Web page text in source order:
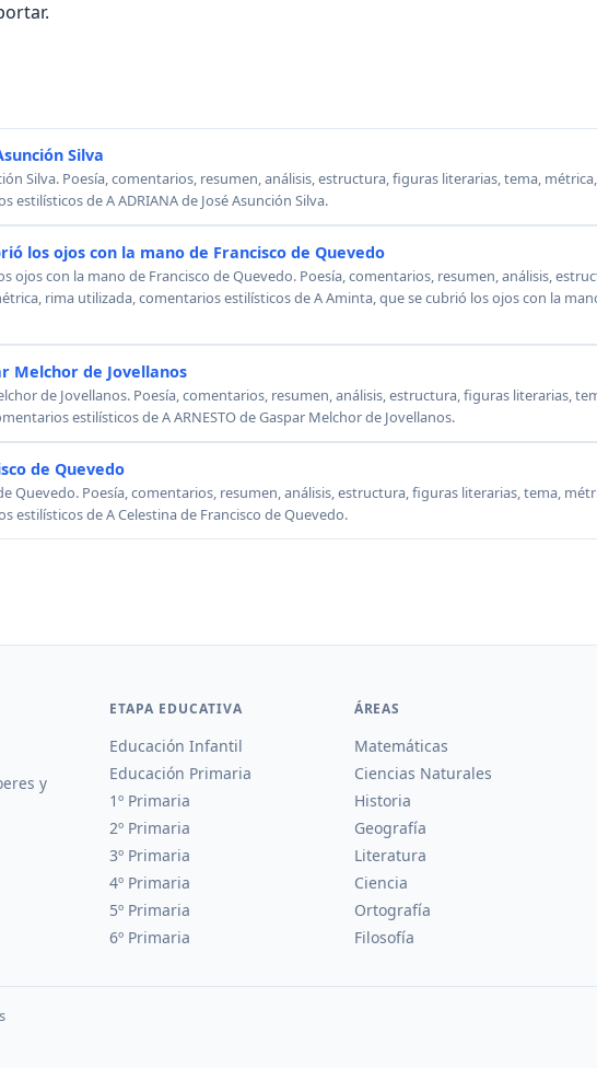
Silva
Silva. Poesía, comentarios, resumen, análisis, estructura, figuras literarias, tema, métrica,
estilísticos de A ADRIANA de José Asunción Silva.
los ojos con la mano de Francisco de Quevedo
ojos con la mano de Francisco de Quevedo. Poesía, comentarios, resumen, análisis,
rima utilizada, comentarios estilísticos de A Aminta, que se cubrió los ojos con la
Melchor de Jovellanos
de Jovellanos. Poesía, comentarios, resumen, análisis, estructura, figuras literarias,
estilísticos de A ARNESTO de Gaspar Melchor de Jovellanos.
de Quevedo
Quevedo. Poesía, comentarios, resumen, análisis, estructura, figuras literarias, tema,
estilísticos de A Celestina de Francisco de Quevedo.
y
ETAPA EDUCATIVA
Educación Infantil
Educación Primaria
1º Primaria
2º Primaria
3º Primaria
4º Primaria
5º Primaria
6º Primaria
ÁREAS
Matemáticas
Ciencias Naturales
Historia
Geografía
Literatura
Ciencia
Ortografía
Filosofía